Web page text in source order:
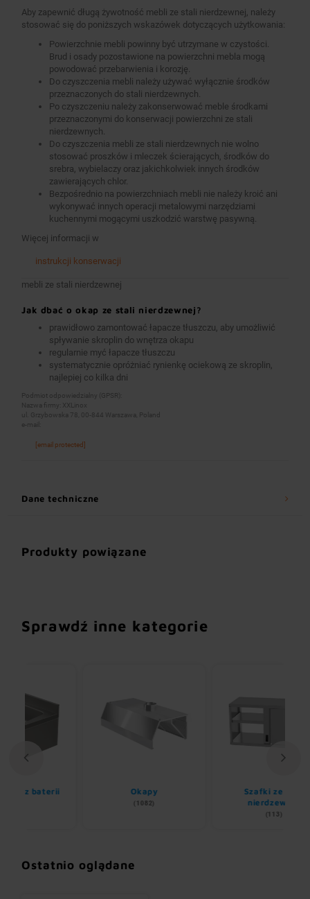
Aby zapewnić długą żywotność mebli ze stali nierdzewnej, należy
stosować się do poniższych wskazówek dotyczących użytkowania:
Powierzchnie mebli powinny być utrzymane w czystości.
Brud i osady pozostawione na powierzchni mebla mogą
powodować przebarwienia i korozję.
Do czyszczenia mebli należy używać wyłącznie środków
przeznaczonych do stali nierdzewnych.
Po czyszczeniu należy zakonserwować meble środkami
przeznaczonymi do konserwacji powierzchni ze stali
nierdzewnych.
Do czyszczenia mebli ze stali nierdzewnych nie wolno
stosować proszków i mleczek ścierających, środków do
srebra, wybielaczy oraz jakichkolwiek innych środków
zawierających chlor.
Bezpośrednio na powierzchniach mebli nie należy kroić ani
wykonywać innych operacji metalowymi narzędziami
kuchennymi mogącymi uszkodzić warstwę pasywną.
Więcej informacji w
instrukcji konserwacji
mebli ze stali nierdzewnej
Jak dbać o okap ze stali nierdzewnej?
prawidłowo zamontować łapacze tłuszczu, aby umożliwić
spływanie skroplin do wnętrza okapu
regularnie myć łapacze tłuszczu
systematycznie opróżniać rynienkę ociekową ze skroplin,
najlepiej co kilka dni
Podmiot odpowiedzialny (GPSR):
Nazwa firmy: XXLinox
ul. Grzybowska 78, 00-844 Warszawa, Poland
e-mail:
[email protected]
Dane techniczne
Produkty powiązane
Sprawdź inne kategorie
Szafki ze stali
Ostatnio oglądane